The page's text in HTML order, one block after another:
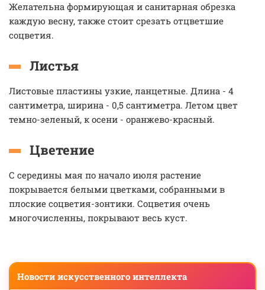
Желательна формирующая и санитарная обрезка
каждую весну, также стоит срезать отцветшие
соцветия.
Листья
Листовые пластины узкие, ланцетные. Длина - 4
сантиметра, ширина - 0,5 сантиметра. Летом цвет
темно-зеленый, к осени - оранжево-красный.
Цветение
С середины мая по начало июля растение
покрывается белыми цветками, собранными в
плоские соцветия-зонтики. Соцветия очень
многочисленны, покрывают весь куст.
Новости искусственного интеллекта